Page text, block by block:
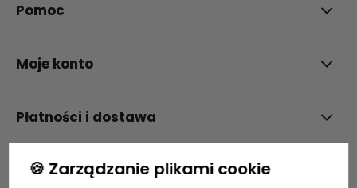
Pomoc
Moje konto
Płatności i dostawa
Informacje
🍪 Zarządzanie plikami cookie